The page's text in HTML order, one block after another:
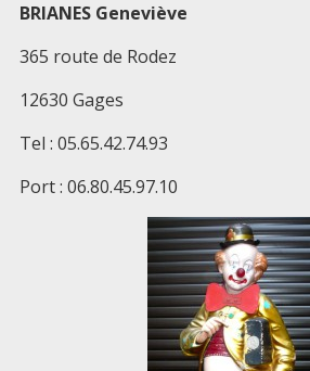
BRIANES Geneviève
365 route de Rodez
12630 Gages
Tel : 05.65.42.74.93
Port : 06.80.45.97.10